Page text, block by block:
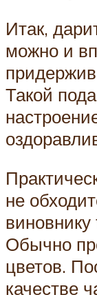
Итак,
можно и
Такой
не
виновнику
Обычно
цветов.
качестве